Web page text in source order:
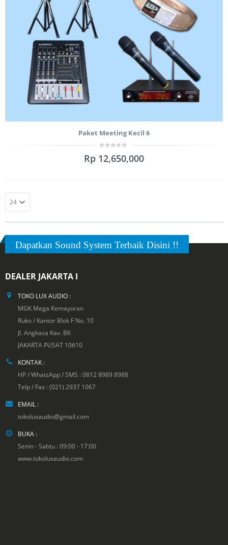
Paket Meeting Kecil 6
out
Rp 12,650,000
Dapatkan Sound System Terbaik Disini !!
DEALER JAKARTA I
TOKO LUX AUDIO :
MGK Mega Kemayoran
Ruko / Kantor Blok F No. 10
Jl. Angkasa Kav. B6
JAKARTA PUSAT 10610
KONTAK :
HP / WhatsApp / SMS : 0812 8989 8988
Telp / Fax : (021) 2937 1067
EMAIL :
tokoluxaudio@gmail.com
BUKA :
Senin - Sabtu : 09:00 - 17:00
www.tokoluxaudio.com